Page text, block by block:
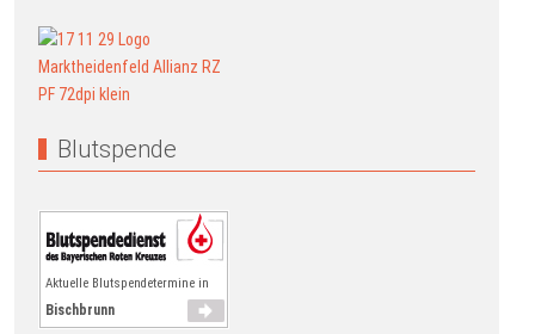
Blutspende
Aktuelle Blutspendetermine in
Bischbrunn